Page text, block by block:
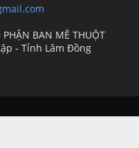
BAN MÊ THUỘT
- Tỉnh Lâm Đồng